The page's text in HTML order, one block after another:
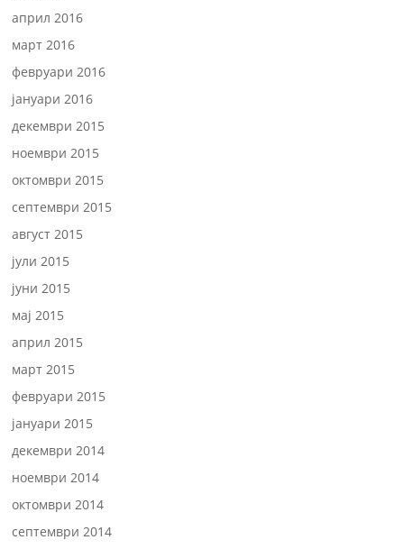
април 2016
март 2016
февруари 2016
јануари 2016
декември 2015
ноември 2015
октомври 2015
септември 2015
август 2015
јули 2015
јуни 2015
мај 2015
април 2015
март 2015
февруари 2015
јануари 2015
декември 2014
ноември 2014
октомври 2014
септември 2014